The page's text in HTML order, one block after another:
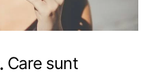
Care sunt